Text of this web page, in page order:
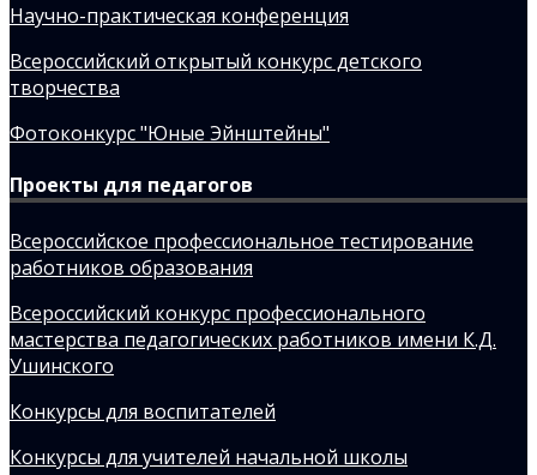
Научно-практическая конференция
Всероссийский открытый конкурс детского
творчества
Фотоконкурс "Юные Эйнштейны"
Проекты для педагогов
Всероссийское профессиональное тестирование
работников образования
Всероссийский конкурс профессионального
мастерства педагогических работников имени К.Д.
Ушинского
Конкурсы для воспитателей
Конкурсы для учителей начальной школы